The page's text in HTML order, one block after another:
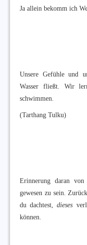
Ja allein bekomm ich
Unsere Gefühle und
Wasser fließt. Wir
schwimmen.
(Tarthang Tulku)
Erinnerung daran
gewesen zu sein.
du dachtest,dieses
können.